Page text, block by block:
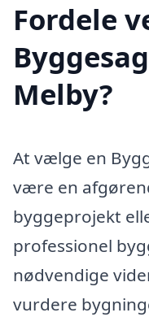
Fordele
Melby?
At vælge en
være en
byggeprojekt
professionel
nødvendige
vurdere